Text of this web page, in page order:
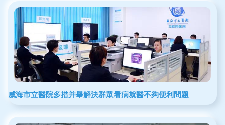
威海市立醫院多措并舉解決群眾看病就醫不夠便利問題